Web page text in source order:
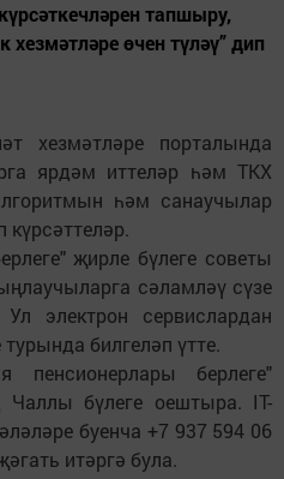
тапшыру,
өчен түләү” дип
хезмәтләре порталында
ярдәм иттеләр һәм ТКХ
һәм санаучылар
җирле бүлеге советы
сәламләү сүзе
электрон сервислардан
билгеләп үтте.
пенсионерлары берлеге"
бүлеге оештыра. IT-
буенча +7 937 594 06
итәргә була.